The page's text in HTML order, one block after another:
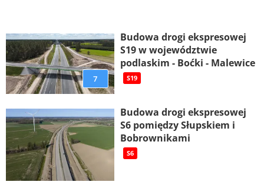
7
Budowa drogi ekspresowej
S19 w województwie
podlaskim - Boćki - Malewice
S19
Budowa drogi ekspresowej
S6 pomiędzy Słupskiem i
Bobrownikami
S6